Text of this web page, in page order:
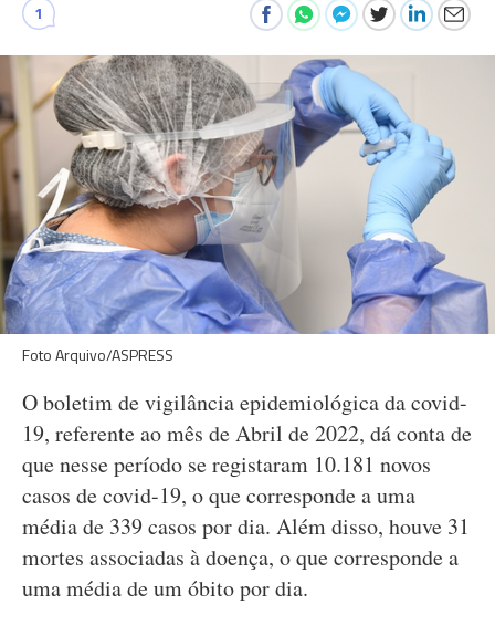
1
Foto Arquivo/ASPRESS
O boletim de vigilância epidemiológica da covid-
19, referente ao mês de Abril de 2022, dá conta de
que nesse período se registaram 10.181 novos
casos de covid-19, o que corresponde a uma
média de 339 casos por dia. Além disso, houve 31
mortes associadas à doença, o que corresponde a
uma média de um óbito por dia.